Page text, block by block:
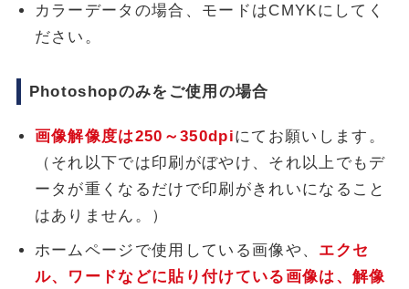
カラーデータの場合、モードはCMYKにしてく
ださい。
Photoshopのみをご使用の場合
画像解像度は250～350dpiにてお願いします。
（それ以下では印刷がぼやけ、それ以上でもデ
ータが重くなるだけで印刷がきれいになること
はありません。）
ホームページで使用している画像や、 エクセ
ル、ワードなどに貼り付けている画像は、解像